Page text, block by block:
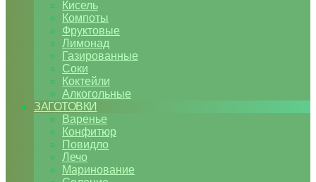
Кисель
Компоты
Фруктовые
Лимонад
Газированные
Соки
Коктейли
Алкогольные
ЗАГОТОВКИ
Варенье
Конфитюр
Повидло
Лечо
Маринование